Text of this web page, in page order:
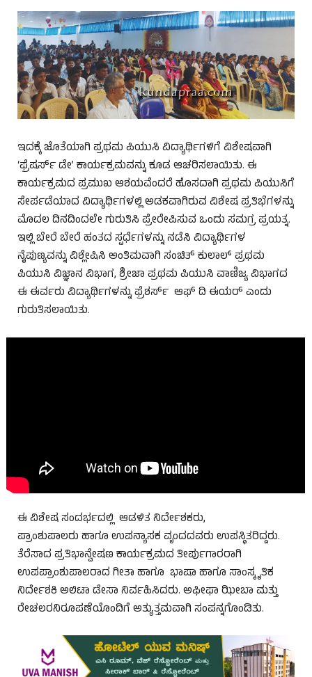
ಇದಕ್ಕೆ ಜೊತೆಯಾಗಿ ಪ್ರಥಮ ಪಿಯುಸಿ ವಿದ್ಯಾರ್ಥಿಗಳಿಗೆ ವಿಶೇಷವಾಗಿ
‘ಫ್ರೆಷರ್ಸ್ ಡೇ’ ಕಾರ್ಯಕ್ರಮವನ್ನು ಕೂಡ ಆಚರಿಸಲಾಯಿತು. ಈ
ಕಾರ್ಯಕ್ರಮದ ಪ್ರಮುಖ ಆಶಯವೆಂದರೆ ಹೊಸದಾಗಿ ಪ್ರಥಮ ಪಿಯುಸಿಗೆ
ಸೇರ್ಪಡೆಯಾದ ವಿದ್ಯಾರ್ಥಿಗಳಲ್ಲಿ ಅಡಕವಾಗಿರುವ ವಿಶೇಷ ಪ್ರತಿಭೆಗಳನ್ನು
ಮೊದಲ ದಿನದಿಂದಲೇ ಗುರುತಿಸಿ ಪ್ರೇರೇಪಿಸುವ ಒಂದು ಸಮಗ್ರ ಪ್ರಯತ್ನ.
ಇಲ್ಲಿ ಬೇರೆ ಬೇರೆ ಹಂತದ ಸ್ಪರ್ಧೆಗಳನ್ನು ನಡೆಸಿ ವಿದ್ಯಾರ್ಥಿಗಳ
ನೈಪುಣ್ಯವನ್ನು ವಿಶ್ಲೇಷಿಸಿ ಅಂತಿಮವಾಗಿ ಸಂಚಿತ್ ಕುಲಾಲ್ ಪ್ರಥಮ
ಪಿಯುಸಿ ವಿಜ್ಞಾನ ವಿಭಾಗ, ಶ್ರೀಜಾ ಪ್ರಥಮ ಪಿಯುಸಿ ವಾಣಿಜ್ಯ ವಿಭಾಗದ
ಈ ಈರ್ವರು ವಿದ್ಯಾರ್ಥಿಗಳನ್ನು ಫ್ರೆಶರ್ಸ್ ಆಫ್‌ ದಿ ಈಯರ್‌ ಎಂದು
ಗುರುತಿಸಲಾಯಿತು.
ಈ ವಿಶೇಷ ಸಂದರ್ಭದಲ್ಲಿ ಆಡಳಿತ ನಿರ್ದೇಶಕರು,
ಪ್ರಾಂಶುಪಾಲರು ಹಾಗೂ ಉಪನ್ಯಾಸಕ ವೃಂದದವರು ಉಪಸ್ಥಿತರಿದ್ದರು.
ತೆರೆಸಾದ ಪ್ರತಿಭಾನ್ವೇಷಣ ಕಾರ್ಯಕ್ರಮದ ತೀರ್ಪುಗಾರರಾಗಿ
ಉಪಪ್ರಾಂಶುಪಾಲರಾದ ಗೀತಾ ಹಾಗೂ ಭಾಷಾ ಹಾಗೂ ಸಾಂಸ್ಕೃತಿಕ
ನಿರ್ದೇಶಕಿ ಅಲಿಟಾ ಡೇಸಾ ನಿರ್ವಹಿಸಿದರು. ಅಫೀಫಾ ಝೀಬಾ ಮತ್ತು
ರೇಚಲರನಿರೂಪಣೆಯೊಂದಿಗೆ ಅತ್ಯುತ್ತಮವಾಗಿ ಸಂಪನ್ನಗೊಂಡಿತು.